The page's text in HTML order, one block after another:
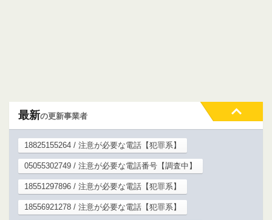
最新の更新事業者
18825155264 / 注意が必要な電話【犯罪系】
05055302749 / 注意が必要な電話番号【調査中】
18551297896 / 注意が必要な電話【犯罪系】
18556921278 / 注意が必要な電話【犯罪系】